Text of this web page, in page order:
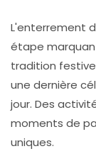
L'enterrement
étape
tradition
une dernière
jour. Des
moments de
uniques.